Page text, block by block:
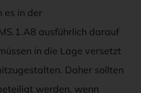
es in der
ausführlich darauf
in die Lage versetzt
Daher sollten
werden, wenn